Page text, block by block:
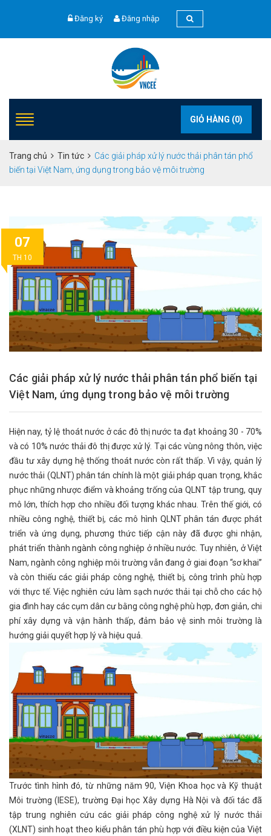
Đăng ký Đăng nhập
GIỎ HÀNG (0)
Trang chủ Tin tức
Các giải pháp xử lý nước thải phân tán phổ
biến tại Việt Nam, ứng dụng trong bảo vệ môi trường
07
TH 10
Các giải pháp xử lý nước thải phân tán phổ biến tại
Việt Nam, ứng dụng trong bảo vệ môi trường
Hiện nay, tỷ lệ thoát nước ở các đô thị nước ta đạt khoảng 30 - 70%
và có 10% nước thải đô thị được xử lý. Tại các vùng nông thôn, việc
đầu tư xây dựng hệ thống thoát nước còn rất thấp. Vì vậy, quản lý
nước thải (QLNT) phân tán chính là một giải pháp quan trọng, khắc
phục những nhược điểm và khoảng trống của QLNT tập trung, quy
mô lớn, thích hợp cho nhiều đối tượng khác nhau. Trên thế giới, có
nhiều công nghệ, thiết bị, các mô hình QLNT phân tán được phát
triển và ứng dụng, phương thức tiếp cận này đã được ghi nhận,
phát triển thành ngành công nghiệp ở nhiều nước. Tuy nhiên, ở Việt
Nam, ngành công nghiệp môi trường vẫn đang ở giai đoạn “sơ khai’’
và còn thiếu các giải pháp công nghệ, thiết bị, công trình phù hợp
với thực tế. Việc nghiên cứu làm sạch nước thải tại chỗ cho các hộ
gia đình hay các cụm dân cư bằng công nghệ phù hợp, đơn giản, chi
phí xây dựng và vận hành thấp, đảm bảo vệ sinh môi trường là
hướng giải quyết hợp lý và hiệu quả.
Trước tình hình đó, từ những năm 90, Viện Khoa học và Kỹ thuật
Môi trường (IESE), trường Đại học Xây dựng Hà Nội và đối tác đã
tập trung nghiên cứu các giải pháp công nghệ xử lý nước thải
(XLNT) sinh hoạt theo kiểu phân tán phù hợp với điều kiện của Việt